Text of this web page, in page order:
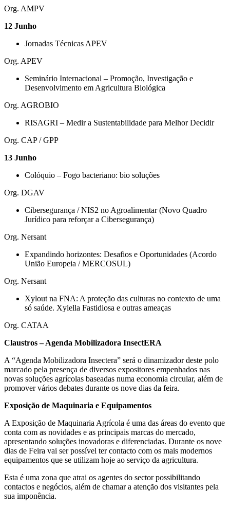
Org. AMPV
12 Junho
Jornadas Técnicas APEV
Org. APEV
Seminário Internacional – Promoção, Investigação e
Desenvolvimento em Agricultura Biológica
Org. AGROBIO
RISAGRI – Medir a Sustentabilidade para Melhor Decidir
Org. CAP / GPP
13 Junho
Colóquio – Fogo bacteriano: bio soluções
Org. DGAV
Cibersegurança / NIS2 no Agroalimentar (Novo Quadro
Jurídico para reforçar a Cibersegurança)
Org. Nersant
Expandindo horizontes: Desafios e Oportunidades (Acordo
União Europeia / MERCOSUL)
Org. Nersant
Xylout na FNA: A proteção das culturas no contexto de uma
só saúde. Xylella Fastidiosa e outras ameaças
Org. CATAA
Claustros – Agenda Mobilizadora InsectERA
A “Agenda Mobilizadora Insectera” será o dinamizador deste polo
marcado pela presença de diversos expositores empenhados nas
novas soluções agrícolas baseadas numa economia circular, além de
promover vários debates durante os nove dias da feira.
Exposição de Maquinaria e Equipamentos
A Exposição de Maquinaria Agrícola é uma das áreas do evento que
conta com as novidades e as principais marcas do mercado,
apresentando soluções inovadoras e diferenciadas. Durante os nove
dias de Feira vai ser possível ter contacto com os mais modernos
equipamentos que se utilizam hoje ao serviço da agricultura.
Esta é uma zona que atrai os agentes do sector possibilitando
contactos e negócios, além de chamar a atenção dos visitantes pela
sua imponência.